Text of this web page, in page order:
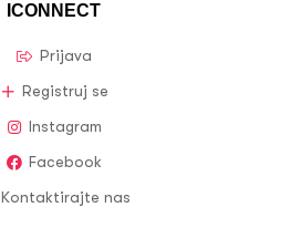
ICONNECT
Prijava
Registruj se
Instagram
Facebook
Kontaktirajte nas